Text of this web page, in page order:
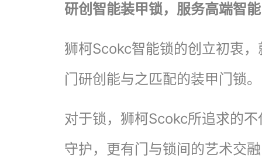
研创智能装甲锁，服务高端智
狮柯Scokc智能锁的创立初衷
门研创能与之匹配的装甲门锁。
对于锁，狮柯Scokc所追求的
守护，更有门与锁间的艺术交